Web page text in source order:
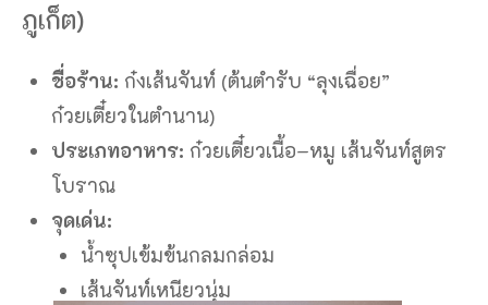
ภูเก็ต)
ชื่อร้าน: ก๋งเส้นจันท์ (ต้นตำรับ “ลุงเฉื่อย”
ก๋วยเตี๋ยวในตำนาน)
ประเภทอาหาร: ก๋วยเตี๋ยวเนื้อ–หมู เส้นจันท์สูตร
โบราณ
จุดเด่น:
น้ำซุปเข้มข้นกลมกล่อม
เส้นจันท์เหนียวนุ่ม